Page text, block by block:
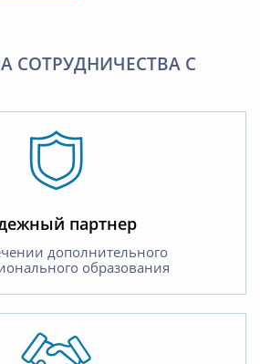
СОТРУДНИЧЕСТВА С
партнер
дополнительного
образования